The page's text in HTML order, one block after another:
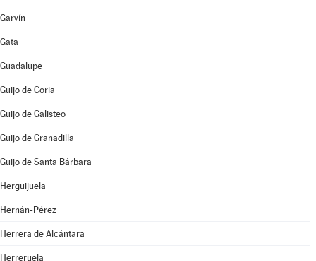
Garvín
Gata
Guadalupe
Guijo de Coria
Guijo de Galisteo
Guijo de Granadilla
Guijo de Santa Bárbara
Herguijuela
Hernán-Pérez
Herrera de Alcántara
Herreruela